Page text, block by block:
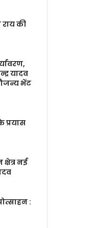
राय की
यादव
भेंट
प्रयास
नई
: